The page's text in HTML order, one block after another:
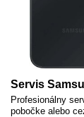
Servis
Profesionálny
pobočke alebo